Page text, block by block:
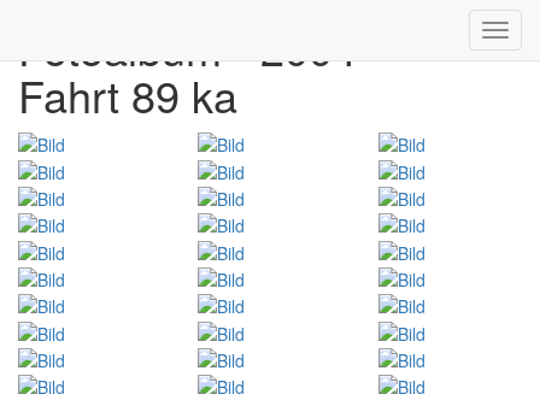
Fotoalbum - 2004
Fahrt 89 ka